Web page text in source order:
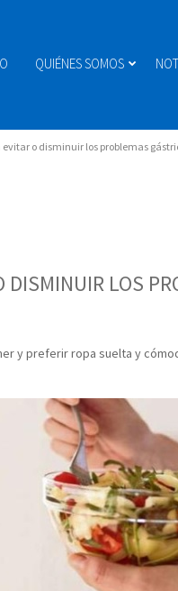
QUIÉNES SOMOS
evitar o disminuir los problemas
DISMINUIR LOS
y preferir ropa suelta y